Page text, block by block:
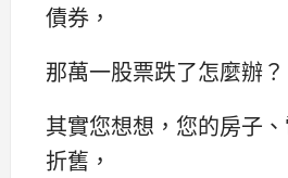
債券，
那萬一股票跌了怎麼辦？
其實您想想，您的房子
折舊，